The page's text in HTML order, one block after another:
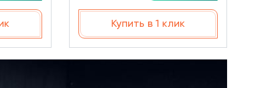
Купить в 1 клик